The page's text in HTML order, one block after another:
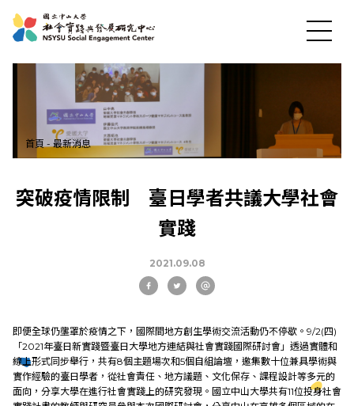
最新消息
關於中心
社會實踐
教育發展
首頁 - 最新消息
突破疫情限制 臺日學者共議大學社會
實踐
2021.09.08
即便全球仍壟罩於疫情之下，國際間地方創生學術交流活動仍不停歇。9/2(四)
「2021年臺日新實踐暨臺日大學地方連結與社會實踐國際研討會」透過實體和
線上形式同步舉行，共有8個主題場次和5個自組論壇，邀集數十位兼具學術與
實作經驗的臺日學者，從社會責任、地方議題、文化保存、課程設計等多元的
面向，分享大學在進行社會實踐上的研究發現。國立中山大學共有11位投身社會